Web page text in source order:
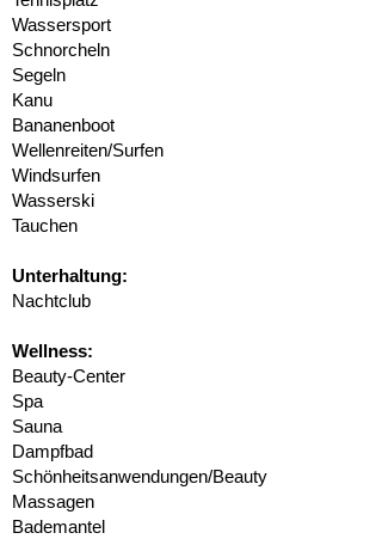
Wassersport
Schnorcheln
Segeln
Kanu
Bananenboot
Wellenreiten/Surfen
Windsurfen
Wasserski
Tauchen
Unterhaltung:
Nachtclub
Wellness:
Beauty-Center
Spa
Sauna
Dampfbad
Schönheitsanwendungen/Beauty
Massagen
Bademantel